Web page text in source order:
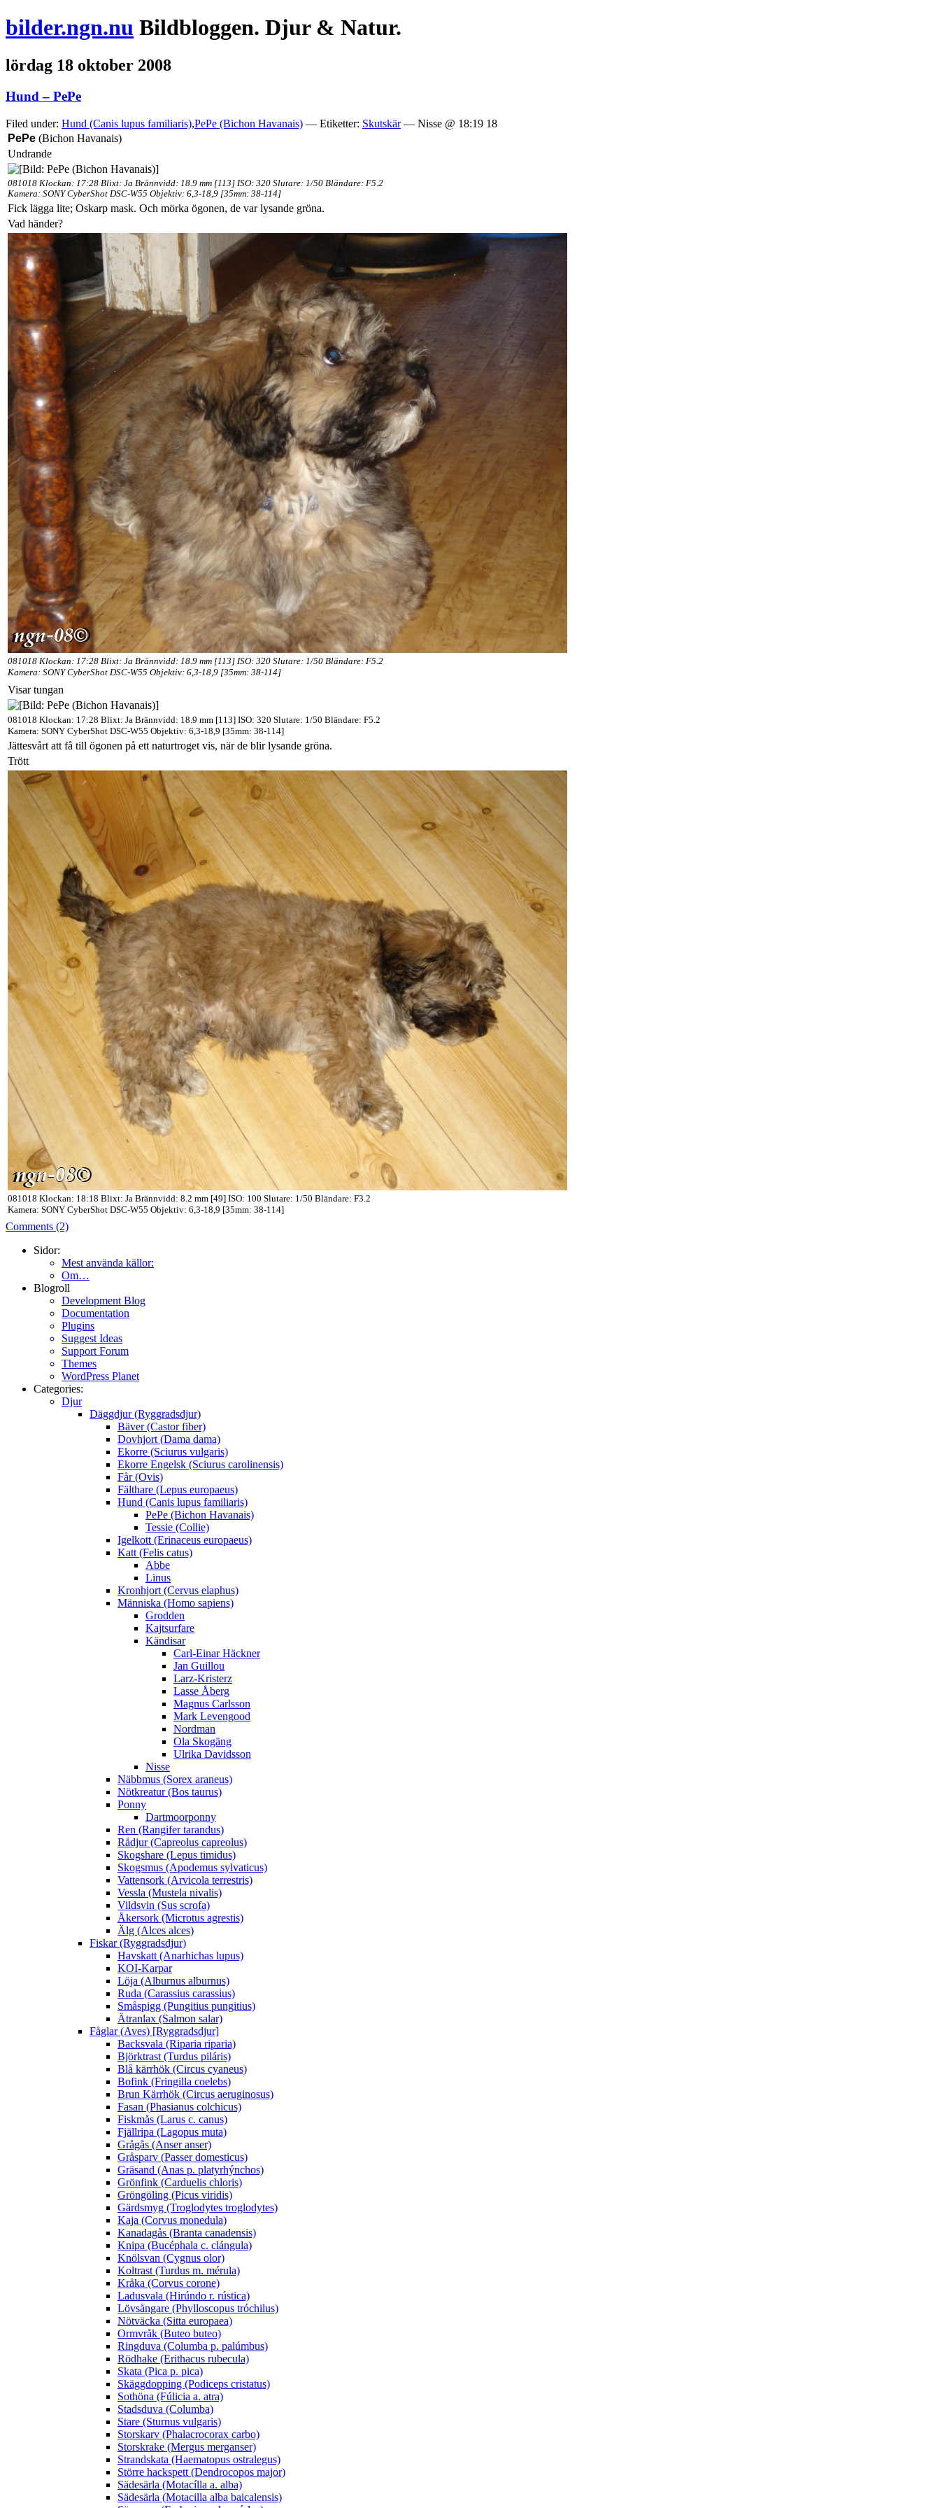
bilder.ngn.nu Bildbloggen. Djur & Natur.
lördag 18 oktober 2008
Hund – PePe
Filed under: Hund (Canis lupus familiaris),PePe (Bichon Havanais) — Etiketter: Skutskär— Nisse @ 18:19 18
PePe (Bichon Havanais)
Undrande
081018 Klockan: 17:28 Blixt: Ja Brännvidd: 18.9 mm [113] ISO: 320 Slutare: 1/50 Bländare: F5.2
Kamera: SONY CyberShot DSC-W55 Objektiv: 6,3-18,9 [35mm: 38-114]
Fick lägga lite; Oskarp mask. Och mörka ögonen, de var lysande gröna.
Vad händer?
081018 Klockan: 17:28 Blixt: Ja Brännvidd: 18.9 mm [113] ISO: 320 Slutare: 1/50 Bländare: F5.2
Kamera: SONY CyberShot DSC-W55 Objektiv: 6,3-18,9 [35mm: 38-114]
Visar tungan
081018 Klockan: 17:28 Blixt: Ja Brännvidd: 18.9 mm [113] ISO: 320 Slutare: 1/50 Bländare: F5.2
Kamera: SONY CyberShot DSC-W55 Objektiv: 6,3-18,9 [35mm: 38-114]
Jättesvårt att få till ögonen på ett naturtroget vis, när de blir lysande gröna.
Trött
081018 Klockan: 18:18 Blixt: Ja Brännvidd: 8.2 mm [49] ISO: 100 Slutare: 1/50 Bländare: F3.2
Kamera: SONY CyberShot DSC-W55 Objektiv: 6,3-18,9 [35mm: 38-114]
Comments (2)
Sidor:
Mest använda källor:
Om…
Blogroll
Development Blog
Documentation
Plugins
Suggest Ideas
Support Forum
Themes
WordPress Planet
Categories:
Djur
Däggdjur (Ryggradsdjur)
Bäver (Castor fiber)
Dovhjort (Dama dama)
Ekorre (Sciurus vulgaris)
Ekorre Engelsk (Sciurus carolinensis)
Får (Ovis)
Fälthare (Lepus europaeus)
Hund (Canis lupus familiaris)
PePe (Bichon Havanais)
Tessie (Collie)
Igelkott (Erinaceus europaeus)
Katt (Felis catus)
Abbe
Linus
Kronhjort (Cervus elaphus)
Människa (Homo sapiens)
Grodden
Kajtsurfare
Kändisar
Carl-Einar Häckner
Jan Guillou
Larz-Kristerz
Lasse Åberg
Magnus Carlsson
Mark Levengood
Nordman
Ola Skogäng
Ulrika Davidsson
Nisse
Näbbmus (Sorex araneus)
Nötkreatur (Bos taurus)
Ponny
Dartmoorponny
Ren (Rangifer tarandus)
Rådjur (Capreolus capreolus)
Skogshare (Lepus timidus)
Skogsmus (Apodemus sylvaticus)
Vattensork (Arvicola terrestris)
Vessla (Mustela nivalis)
Vildsvin (Sus scrofa)
Åkersork (Microtus agrestis)
Älg (Alces alces)
Fiskar (Ryggradsdjur)
Havskatt (Anarhichas lupus)
KOI-Karpar
Löja (Alburnus alburnus)
Ruda (Carassius carassius)
Småspigg (Pungitius pungitius)
Ätranlax (Salmon salar)
Fåglar (Aves) [Ryggradsdjur]
Backsvala (Riparia riparia)
Björktrast (Turdus piláris)
Blå kärrhök (Circus cyaneus)
Bofink (Fringilla coelebs)
Brun Kärrhök (Circus aeruginosus)
Fasan (Phasianus colchicus)
Fiskmås (Larus c. canus)
Fjällripa (Lagopus muta)
Grågås (Anser anser)
Gråsparv (Passer domesticus)
Gräsand (Anas p. platyrhýnchos)
Grönfink (Carduelis chloris)
Gröngöling (Picus viridis)
Gärdsmyg (Troglodytes troglodytes)
Kaja (Corvus monedula)
Kanadagås (Branta canadensis)
Knipa (Bucéphala c. clángula)
Knölsvan (Cygnus olor)
Koltrast (Turdus m. mérula)
Kråka (Corvus corone)
Ladusvala (Hirúndo r. rústica)
Lövsångare (Phylloscopus tróchilus)
Nötväcka (Sitta europaea)
Ormvråk (Buteo buteo)
Ringduva (Columba p. palúmbus)
Rödhake (Erithacus rubecula)
Skata (Pica p. pica)
Skäggdopping (Podiceps cristatus)
Sothöna (Fúlicia a. atra)
Stadsduva (Columba)
Stare (Sturnus vulgaris)
Storskarv (Phalacrocorax carbo)
Storskrake (Mergus merganser)
Strandskata (Haematopus ostralegus)
Större hackspett (Dendrocopos major)
Sädesärla (Motacílla a. alba)
Sädesärla (Motacilla alba baicalensis)